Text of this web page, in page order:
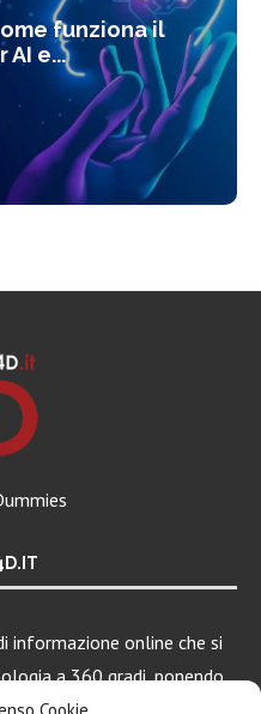
funziona il
AI e...
informazione online che si
a 360 gradi, ponendo